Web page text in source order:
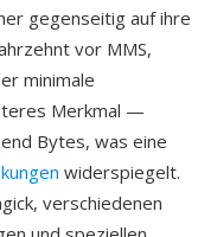
gegenseitig auf ihre
vor MMS,
minimale
Merkmal —
Bytes, was eine
widerspiegelt.
verschiedenen